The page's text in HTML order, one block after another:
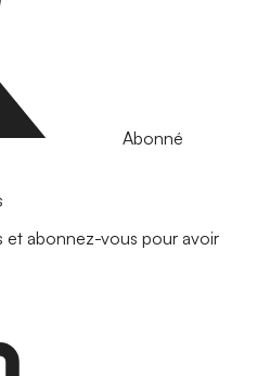
Abonné
et abonnez-vous pour avoir